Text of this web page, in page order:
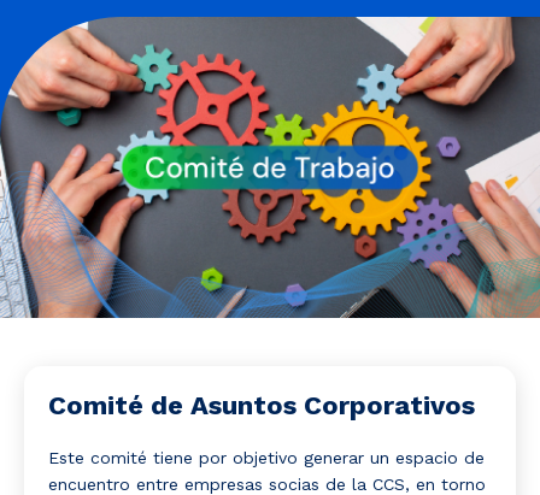
CAM Santiago
Unidades de Servicios
Comité de Asuntos Corporativos
Este comité tiene por objetivo generar un espacio de
encuentro entre empresas socias de la CCS, en torno